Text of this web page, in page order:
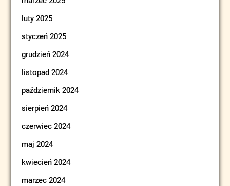
luty 2025
styczeń 2025
grudzień 2024
listopad 2024
październik 2024
sierpień 2024
czerwiec 2024
maj 2024
kwiecień 2024
marzec 2024